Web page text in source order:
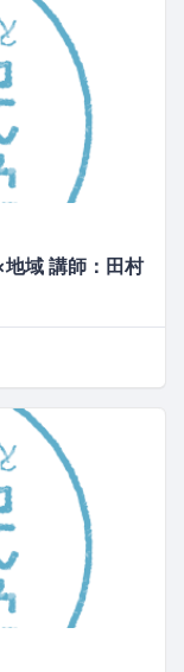
域 講師：田村